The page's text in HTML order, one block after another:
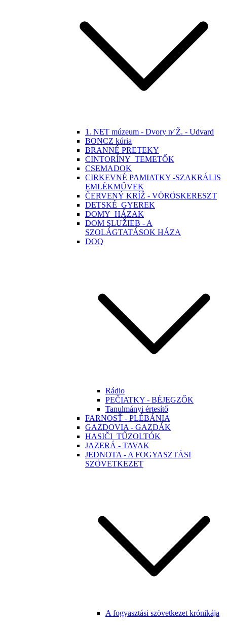
1. NET múzeum - Dvory n⁄ Ž. - Udvard
BONCZ kúria
BRANNÉ PRETEKY
CINTORÍNY_TEMETŐK
CSEMADOK
CIRKEVNÉ PAMIATKY -SZAKRÁLIS
EMLÉKMŰVEK
ČERVENÝ KRÍŽ - VÖRÖSKERESZT
DETSKÉ_GYEREK
DOMY_HÁZAK
DOM SLUŽIEB - A
SZOLÁGTATÁSOK HÁZA
DOQ
Rádio
PEČIATKY - BÉJEGZŐK
Tanulmányi értesítő
FARNOSŤ - PLÉBÁNIA
GAZDOVIA - GAZDÁK
HASIČI_TŰZOLTÓK
JAZERÁ - TAVAK
JEDNOTA - A FOGYASZTÁSI
SZÖVETKEZET
A fogyasztási szövetkezet krónikája